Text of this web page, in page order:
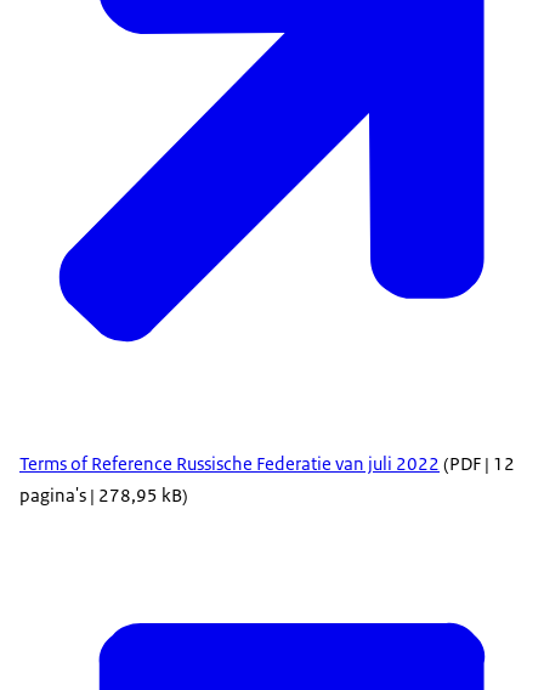
Terms of Reference Russische Federatie van juli 2022 (PDF | 12
pagina's | 278,95 kB)